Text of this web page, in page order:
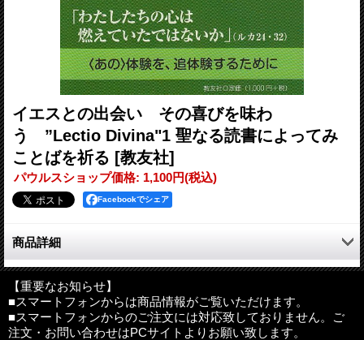
イエスとの出会い その喜びを味わ
う ”Lectio Divina"1 聖なる読書によってみ
ことばを祈る [教友社]
パウルスショップ価格: 1,100円(税込)
Facebookでシェア
商品詳細
「わたしたちの心は、燃えていたではないか」（ルカ24・32）
〈あの〉体験を、追体験するために…
厳選された２４のみことばを祈る。
レクティオ・ディヴィナシリーズ第一弾。
【重要なお知らせ】
■スマートフォンからは商品情報がご覧いただけます。
■スマートフォンからのご注文には対応致しておりません。ご
注文・お問い合わせはPCサイトよりお願い致します。